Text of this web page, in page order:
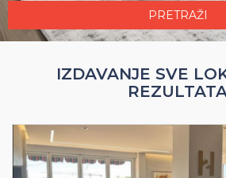
PRETRAŽI
IZDAVANJE SVE